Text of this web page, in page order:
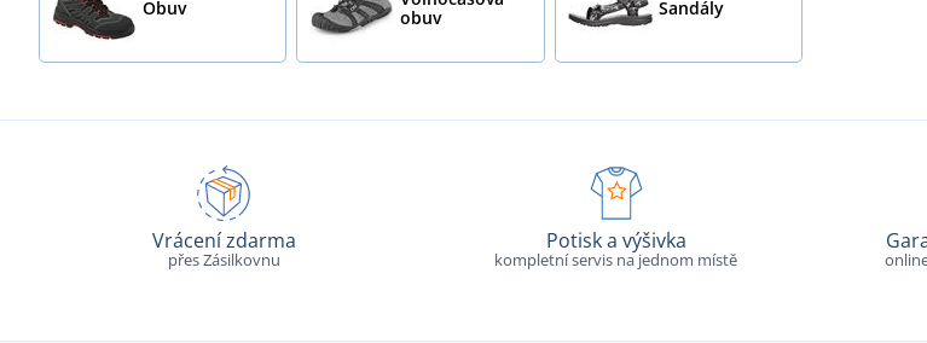
Obuv
obuv
Sandály
Vrácení zdarma
přes Zásilkovnu
Potisk a výšivka
kompletní servis na jednom místě